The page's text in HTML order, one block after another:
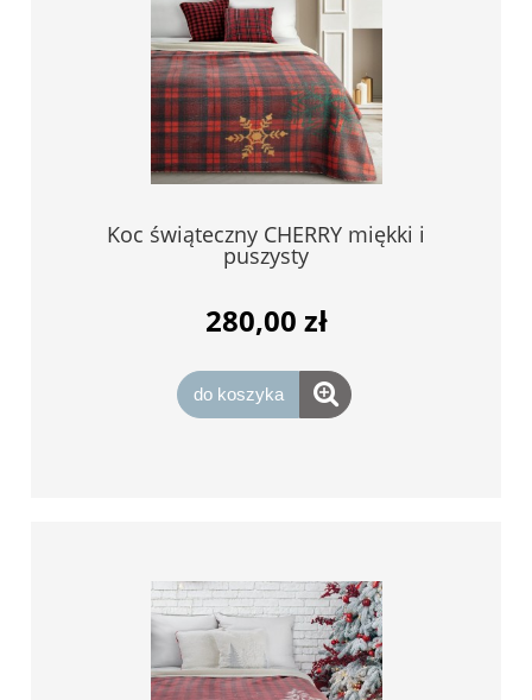
Koc świąteczny CHERRY miękki i
puszysty
280,00 zł
do koszyka